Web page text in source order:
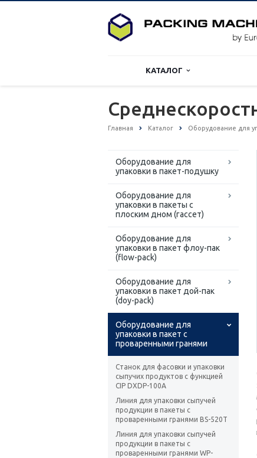
КАТАЛОГ
Главная Каталог Оборудование для
Оборудование для
упаковки в пакет-подушку
Оборудование для
упаковки в пакеты с
плоским дном (гассет)
Оборудование для
упаковки в пакет флоу-пак
(flow-pack)
Оборудование для
упаковки в пакет дой-пак
(doy-pack)
Оборудование для
упаковки в пакет с
проваренными гранями
Станок для фасовки и упаковки
сыпучих продуктов с функцией
CIP DXDP-100А
Линия для упаковки сыпучей
продукции в пакеты с
проваренными гранями BS-520T
Линия для упаковки сыпучей
продукции в пакеты с
проваренными гранями WP-